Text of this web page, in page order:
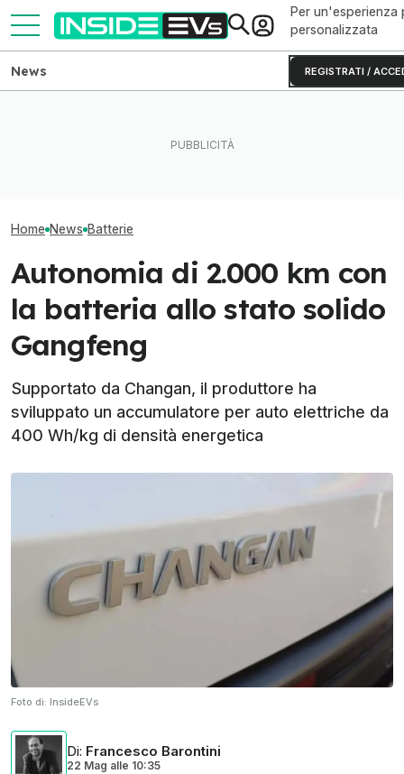
Per un'esperienza
personalizzata
REGISTRATI /
News
Home News Batterie
Autonomia di 2.000 km con
la batteria allo stato solido
Gangfeng
Supportato da Changan, il produttore ha
sviluppato un accumulatore per auto elettriche da
400 Wh/kg di densità energetica
Foto di: InsideEVs
Di: Francesco Barontini
22 Mag alle 10:35